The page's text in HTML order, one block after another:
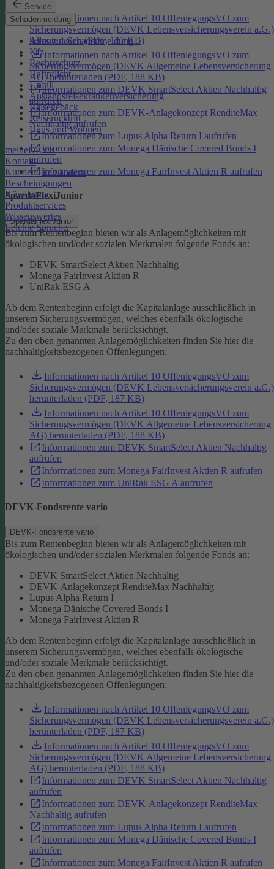
Service
Schadenmeldung
Alles zur Schadenmeldung
Kfz
Rechtsschutz
Haftpflicht
Unfall
Auslandsreisekrankenversicherung
Reisegepäck
Reiserücktritt
Haus und Wohnen
meineDEVK
Kontakt
Kundendaten ändern
Bescheinigungen
Kündigung
Produktservices
Wissenswertes
Leichte Sprache
Informationen nach Artikel 10 OffenlegungsVO zum
Sicherungsvermögen (DEVK Lebensversicherungsverein a.G.)
herunterladen (PDF, 187 KB)
Informationen nach Artikel 10 OffenlegungsVO zum
Sicherungsvermögen (DEVK Allgemeine Lebensversicherung
AG) herunterladen (PDF, 188 KB)
Informationen zum DEVK SmartSelect Aktien Nachhaltig
aufrufen
Informationen zum DEVK-Anlagekonzept RenditeMax
Nachhaltig aufrufen
Informationen zum Lupus Alpha Return I aufrufen
Informationen zum Monega Dänische Covered Bonds I
aufrufen
Informationen zum Monega FairInvest Aktien R aufrufen
SpardaFlexiJunior
SpardaFlexiJunior
Bis zum Rentenbeginn bieten wir als Anlagemöglichkeiten mit
ökologischen und/oder sozialen Merkmalen folgende Fonds an:
DEVK SmartSelect Aktien Nachhaltig
Monega FairInvest Aktien R
UniRak ESG A
Ab dem Rentenbeginn erfolgt die Kapitalanlage ausschließlich in
unserem Sicherungsvermögen, welches ebenfalls ökologische
und/oder soziale Merkmale berücksichtigt.
Zu den oben genannten Anlagemöglichkeiten finden Sie hier die
nachhaltigkeitsbezogenen Offenlegungen:
Informationen nach Artikel 10 OffenlegungsVO zum
Sicherungsvermögen (DEVK Lebensversicherungsverein a.G.)
herunterladen (PDF, 187 KB)
Informationen nach Artikel 10 OffenlegungsVO zum
Sicherungsvermögen (DEVK Allgemeine Lebensversicherung
AG) herunterladen (PDF, 188 KB)
Informationen zum DEVK SmartSelect Aktien Nachhaltig
aufrufen
Informationen zum Monega FairInvest Aktien R aufrufen
Informationen zum UniRak ESG A aufrufen
DEVK-Fondsrente vario
DEVK-Fondsrente vario
Bis zum Rentenbeginn bieten wir als Anlagemöglichkeiten mit
ökologischen und/oder sozialen Merkmalen folgende Fonds an:
DEVK SmartSelect Aktien Nachhaltig
DEVK-Anlagekonzept RenditeMax Nachhaltig
Lupus Alpha Return I
Monega Dänische Covered Bonds I
Monega FairInvest Aktien R
Ab dem Rentenbeginn erfolgt die Kapitalanlage ausschließlich in
unserem Sicherungsvermögen, welches ebenfalls ökologische
und/oder soziale Merkmale berücksichtigt.
Zu den oben genannten Anlagemöglichkeiten finden Sie hier die
nachhaltigkeitsbezogenen Offenlegungen:
Informationen nach Artikel 10 OffenlegungsVO zum
Sicherungsvermögen (DEVK Lebensversicherungsverein a.G.)
herunterladen (PDF, 187 KB)
Informationen nach Artikel 10 OffenlegungsVO zum
Sicherungsvermögen (DEVK Allgemeine Lebensversicherung
AG) herunterladen (PDF, 188 KB)
Informationen zum DEVK SmartSelect Aktien Nachhaltig
aufrufen
Informationen zum DEVK-Anlagekonzept RenditeMax
Nachhaltig aufrufen
Informationen zum Lupus Alpha Return I aufrufen
Informationen zum Monega Dänische Covered Bonds I
aufrufen
Informationen zum Monega FairInvest Aktien R aufrufen